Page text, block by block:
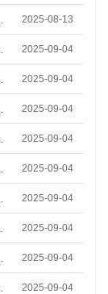
2025-08-13
2025-09-04
2025-09-04
2025-09-04
2025-09-04
2025-09-04
2025-09-04
2025-09-04
2025-09-04
2025-09-04